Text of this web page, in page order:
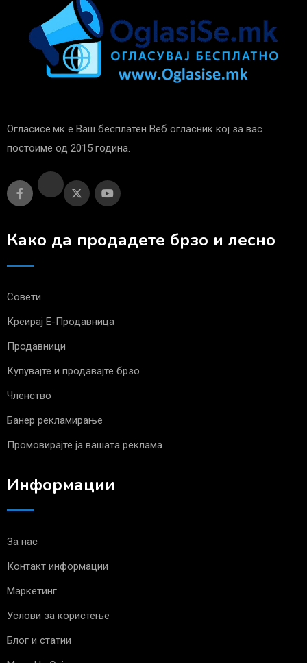
Огласисе.мк е Ваш бесплатен Веб огласник кој за вас
постоиме од 2015 година.
Како да продадете брзо и лесно
Совети
Креирај Е-Продавница
Продавници
Купувајте и продавајте брзо
Членство
Банер рекламирање
Промовирајте ја вашата реклама
Информации
За нас
Контакт информации
Маркетинг
Услови за користење
Блог и статии